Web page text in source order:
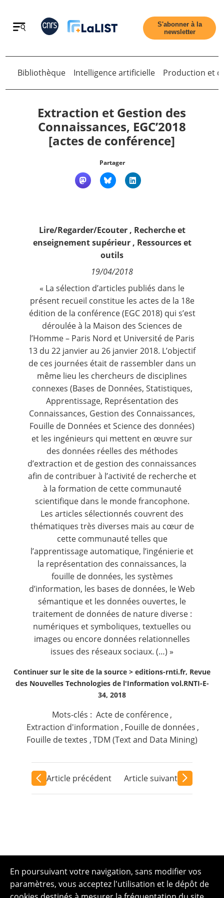
Retour
Contact
S'abonner à la
newsletter
Retour
Bibliothèque Intelligence artificielle Production et
Extraction et Gestion des
Connaissances, EGC’2018
[actes de conférence]
Partager
Lire/Regarder/Ecouter, Recherche et
enseignement supérieur, Ressources et
outils
19/04/2018
« La sélection d’articles publiés dans le
présent recueil constitue les actes de la 18e
édition de la conférence (EGC 2018) qui s’est
déroulée à la Maison des Sciences de
l’Homme – Paris Nord et Université de Paris
13 du 22 janvier au 26 janvier 2018. L’objectif
de ces journées était de rassembler dans un
même lieu les chercheurs de disciplines
connexes (Bases de Données, Statistiques,
Apprentissage, Représentation des
Connaissances, Gestion des Connaissances,
Fouille de Données et Science des données)
et les ingénieurs qui mettent en œuvre sur
des données réelles des méthodes
d’extraction et de gestion des connaissances
afin de contribuer à l’activité de recherche et
à la formation de cette communauté
scientifique dans le monde francophone.
Les articles sélectionnés couvrent des
thématiques très diverses mais au cœur de
cette communauté telles que
l’apprentissage automatique, l’ingénierie et
la représentation des connaissances, la
fouille de données, les systèmes
d’information, les bases de données, le Web
sémantique et les données ouvertes, le
traitement de données de nature diverse :
numériques et symboliques, textuelles ou
images ou encore données relationnelles
issues des réseaux sociaux. (…) »
Continuer sur le site de la source > editions-rnti.fr, Revue
des Nouvelles Technologies de l'Information vol.RNTI-E-
34, 2018
Mots-clés : Acte de conférence ,
Extraction d'information , Fouille de données ,
Fouille de textes ,TDM (Text and Data Mining)
Article précédent Article suivant
En poursuivant votre navigation, sans modifier vos
paramètres, vous acceptez l'utilisation et le dépôt de